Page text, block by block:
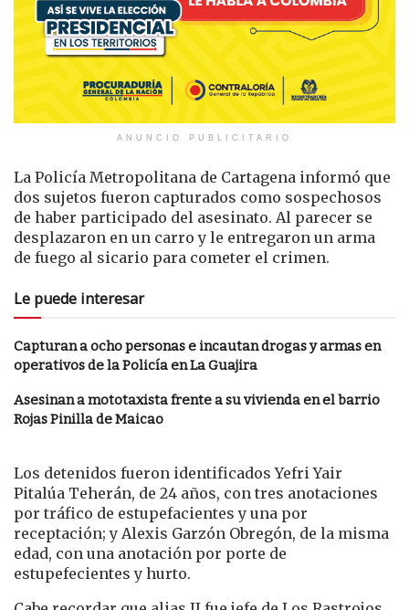
ANUNCIO PUBLICITARIO
La Policía Metropolitana de Cartagena informó que
dos sujetos fueron capturados como sospechosos
de haber participado del asesinato. Al parecer se
desplazaron en un carro y le entregaron un arma
de fuego al sicario para cometer el crimen.
Le puede interesar
Capturan a ocho personas e incautan drogas y armas en
operativos de la Policía en La Guajira
Asesinan a mototaxista frente a su vivienda en el barrio
Rojas Pinilla de Maicao
Los detenidos fueron identificados Yefri Yair
Pitalúa Teherán, de 24 años, con tres anotaciones
por tráfico de estupefacientes y una por
receptación; y Alexis Garzón Obregón, de la misma
edad, con una anotación por porte de
estupefecientes y hurto.